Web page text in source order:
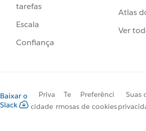
tarefas
Escala
Confiança
Atlas
Ver
Baixar o
Slack
Priva
cidade
Te
rmos
Preferênci
as de cookies
Suas